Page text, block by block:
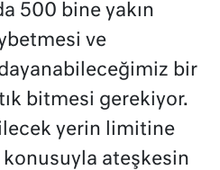
500 bine yakın
ve
bir
bitmesi gerekiyor.
yerin limitine
konusuyla ateşkesin